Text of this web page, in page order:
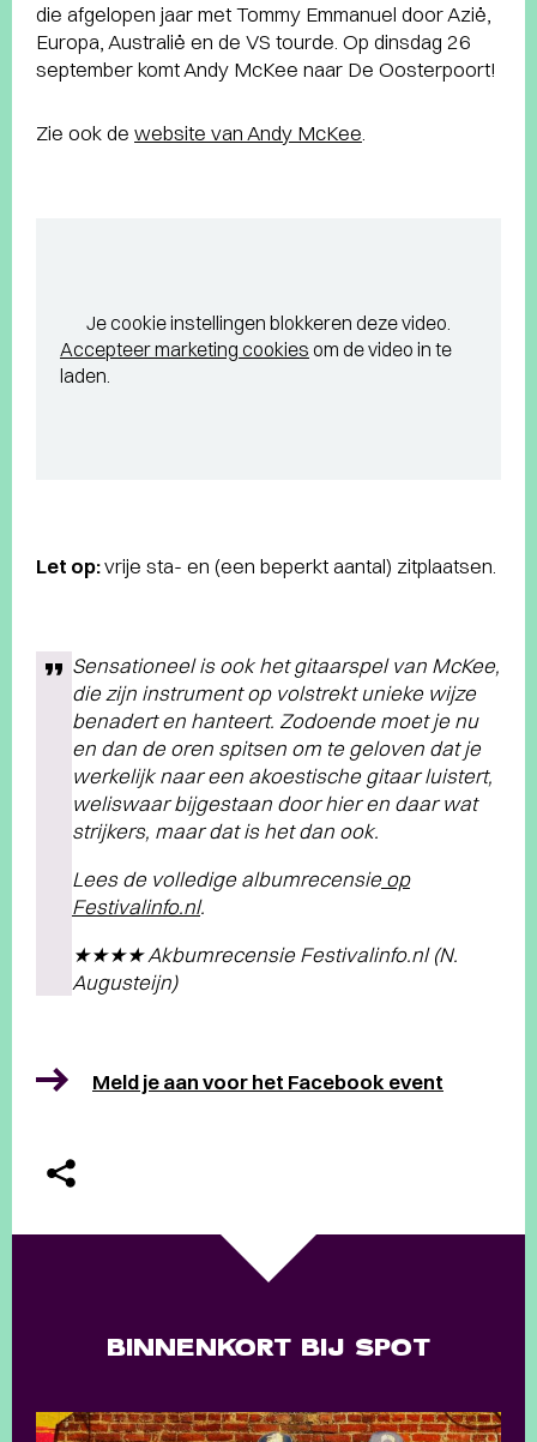
die afgelopen jaar met Tommy Emmanuel door Azië,
Europa, Australië en de VS tourde. Op dinsdag 26
september komt Andy McKee naar De Oosterpoort!
Zie ook de website van Andy McKee
Je cookie instellingen blokkeren deze video.
Accepteer marketing cookies om de video in te
laden.
Let op:vrije sta- en (een beperkt aantal) zitplaatsen.
Sensationeel is ook het gitaarspel van McKee,
die zijn instrument op volstrekt unieke wijze
benadert en hanteert. Zodoende moet je nu
en dan de oren spitsen om te geloven dat je
werkelijk naar een akoestische gitaar luistert,
weliswaar bijgestaan door hier en daar wat
strijkers, maar dat is het dan ook.
Lees de volledige albumrecensie op
Festivalinfo.nl.
★★★★ Akbumrecensie Festivalinfo.nl (N.
Augusteijn)
Meld je aan voor het Facebook event
BINNENKORT BIJ SPOT